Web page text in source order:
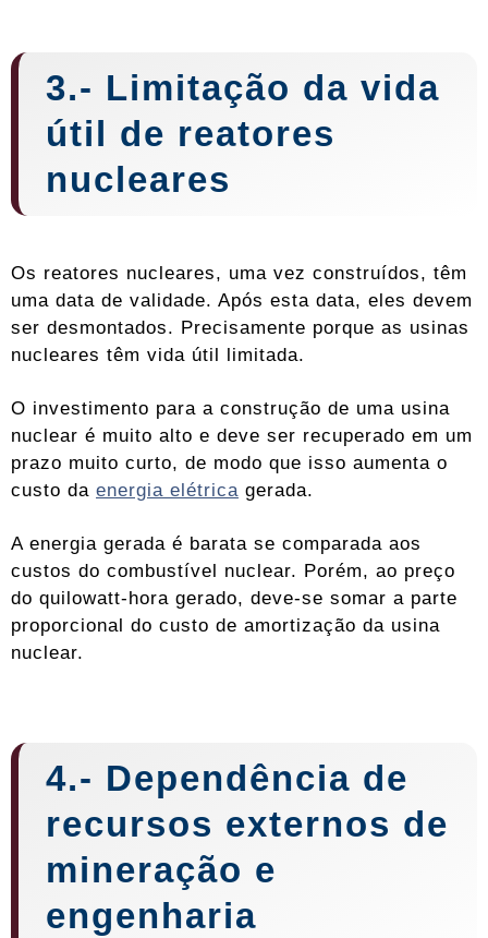
3.- Limitação da vida
útil de reatores
nucleares
Os reatores nucleares, uma vez construídos, têm
uma data de validade. Após esta data, eles devem
ser desmontados. Precisamente porque as usinas
nucleares têm vida útil limitada.
O investimento para a construção de uma usina
nuclear é muito alto e deve ser recuperado em um
prazo muito curto, de modo que isso aumenta o
custo da energia elétrica gerada.
A energia gerada é barata se comparada aos
custos do combustível nuclear. Porém, ao preço
do quilowatt-hora gerado, deve-se somar a parte
proporcional do custo de amortização da usina
nuclear.
4.- Dependência de
recursos externos de
mineração e
engenharia